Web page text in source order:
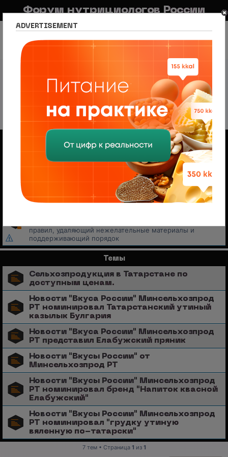
Форум нутрициологов России
FAQ Правила
7 тем • Страница1из1
Менеджер по продажам (B2B/B2C) в НЦПС
— Удаленно, от 110 000 ₽
Ищем менеджера по продажам в лицензированный
учебный центр нутрициологии. Удаленная работа,
свободный график, оплата 20%
На форуме проводится набор
правил, удаляющий нежелательные материалы и
поддерживающий порядок
Темы
Сельхозпродукция в Татарстане по
доступным ценам.
Новости "Вкуса России" Минсельхозпрод
РТ номинировал Татарстанский утиный
казылык Булгария
Новости "Вкуса России" Минсельхозпрод
РТ представил Елабужский пряник
Новости "Вкусы России" от
Минсельхозпрод РТ
Новости "Вкусы России" Минсельхозпрод
РТ номинировал бренд "Напиток квасной
Елабужский"
Новости "Вкусы России" Минсельхозпрод
РТ номинировал "грудку утиную
вяленную по-татарски"
7 тем • Страница 1 из 1
ADVERTISEMENT